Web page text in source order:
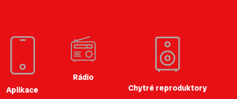
Aplikace
Rádio
Chytré reproduktory